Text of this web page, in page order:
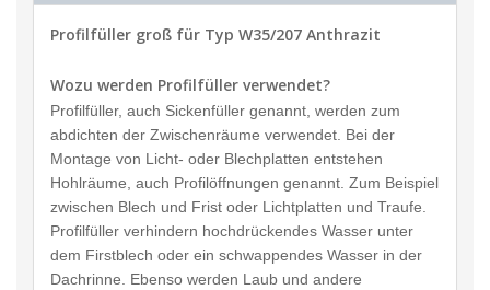
Profilfüller groß für Typ W35/207 Anthrazit
Wozu werden Profilfüller verwendet?
Profilfüller, auch Sickenfüller genannt, werden zum
abdichten der Zwischenräume verwendet. Bei der
Montage von Licht- oder Blechplatten entstehen
Hohlräume, auch Profilöffnungen genannt. Zum Beispiel
zwischen Blech und Frist oder Lichtplatten und Traufe.
Profilfüller verhindern hochdrückendes Wasser unter
dem Firstblech oder ein schwappendes Wasser in der
Dachrinne. Ebenso werden Laub und andere